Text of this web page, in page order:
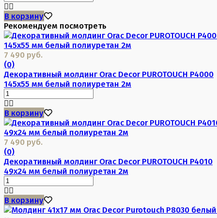
В корзину
Рекомендуем посмотреть
7 490 руб.
(0)
Декоративный молдинг Orac Decor PUROTOUCH P4000
145х55 мм белый полиуретан 2м
В корзину
7 490 руб.
(0)
Декоративный молдинг Orac Decor PUROTOUCH P4010
49х24 мм белый полиуретан 2м
В корзину